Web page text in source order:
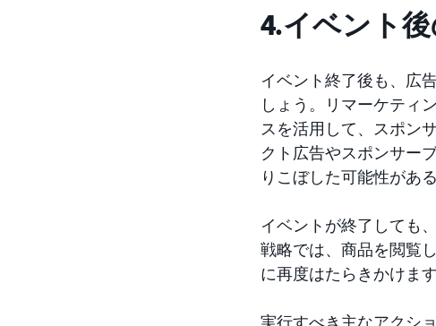
4.イベント
イベント終了後も、広
しょう。リマーケティ
スを活用して、スポン
クト広告やスポンサー
りこぼした可能性があ
イベントが終了しても
戦略では、商品を閲覧
に再度はたらきかけます
実行すべき主なアクショ